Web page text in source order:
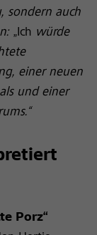
sondern auch
„Ich würde
einer neuen
und einer
Porz“